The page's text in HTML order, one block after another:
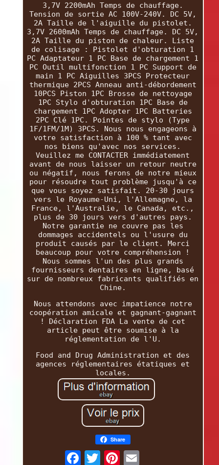
3,7V 2200mAh Temps de chauffage.
Tension de sortie AC 100V-240V. DC 5V,
2A Taille de l'aiguille du pistolet.
3,7V 2600mAh Temps de chauffage. DC 5V,
2A Taille du piston de chaleur. Liste
de colisage : Pistolet d'obturation 1
PC Adaptateur 1 PC Base de chargement 1
PC Outil multifonction 1 PC Support de
main 1 PC Aiguilles 3PCS Protecteur
thermique 2PCS Anneau anti-débordement
10PCS Piston 1PC Brosse de nettoyage
1PC Stylo d'obturation 1PC Base de
chargement 1PC Adopter 1PC Batteries
2PC Clé 1PC. Pointes de stylo (Type
1F/1FM/1M) 3PCS. Nous nous engageons à
votre satisfaction à 100 % tant avec
nos biens qu'avec nos services.
Veuillez me CONTACTER immédiatement
avant de nous laisser un retour neutre
ou négatif, nous ferons de notre mieux
pour résoudre tout problème jusqu'à ce
que vous soyez satisfait. 20-30 jours
vers le Royaume-Uni, l'Allemagne, la
France, l'Australie, le Canada, etc.,
plus de 30 jours vers d'autres pays.
Notre garantie ne couvre pas les
dommages accidentels ou l'usure du
produit causés par le client. Merci
beaucoup pour votre compréhension !
Nous sommes l'un des plus grands
fournisseurs dentaires en ligne, basé
sur de nombreux fabricants qualifiés en
Chine.
Nous attendons avec impatience notre
coopération amicale et gagnant-gagnant
! Déclaration FDA La vente de cet
article peut être soumise à la
réglementation de l'U.
Food and Drug Administration et des
agences réglementaires étatiques et
locales.
Share